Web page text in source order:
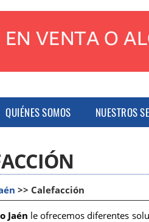
QUIÉNES SOMOS NUESTROS
>> Calefacción
Jaén le ofrecemos diferentes